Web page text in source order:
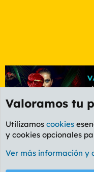
Foro Política
Cookies
PL
Valoramos tu
Utilizamos cookies
y cookies opcionales
Ver más información y